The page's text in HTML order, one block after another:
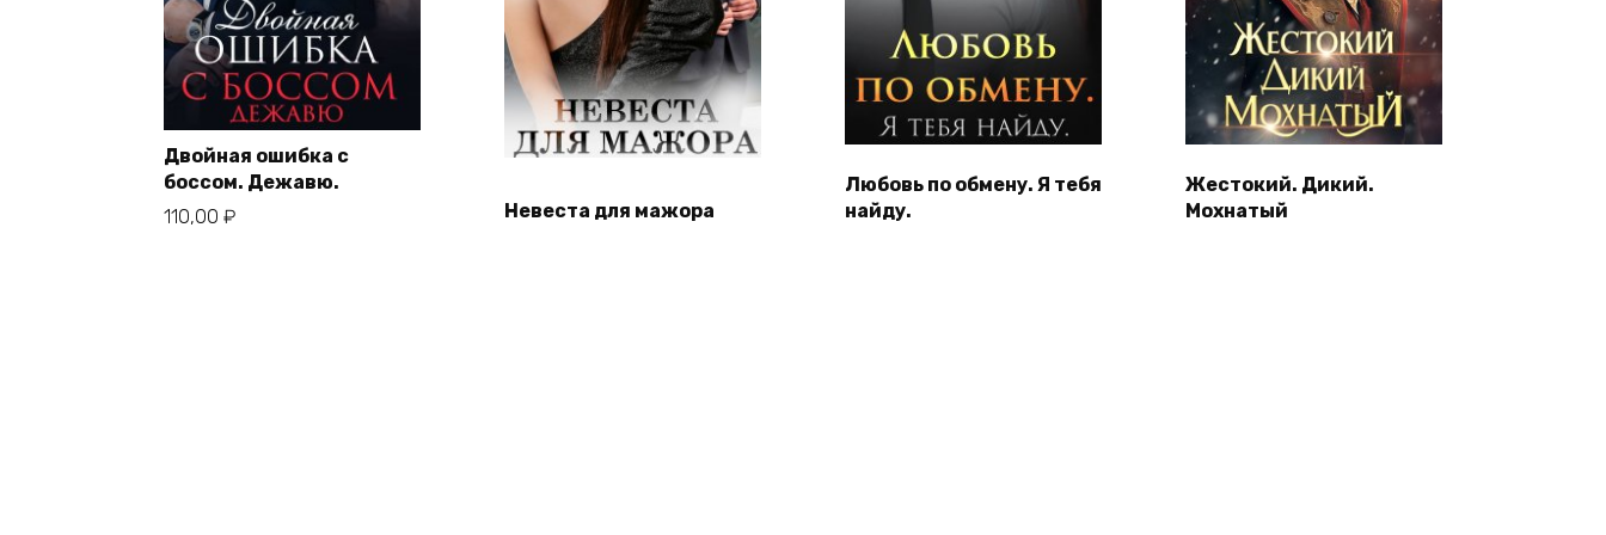
Двойная ошибка с
боссом. Дежавю.
110,00 ₽ Невеста для мажора
Любовь по обмену. Я тебя
найду.
Жестокий. Дикий.
Мохнатый